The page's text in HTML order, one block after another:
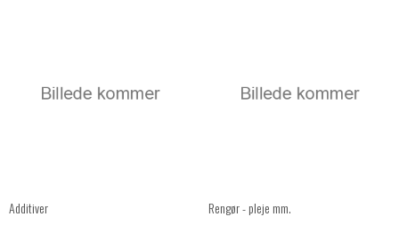
Additiver Rengør - pleje mm.